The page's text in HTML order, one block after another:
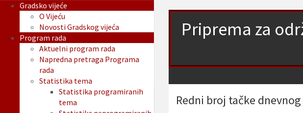
Priprema za
Redni broj tačke
Gradsko vijeće
O Vijeću
Novosti Gradskog vijeća
Program rada
Aktuelni program rada
Napredna pretraga Programa
rada
Statistika tema
Statistika programiranih
tema